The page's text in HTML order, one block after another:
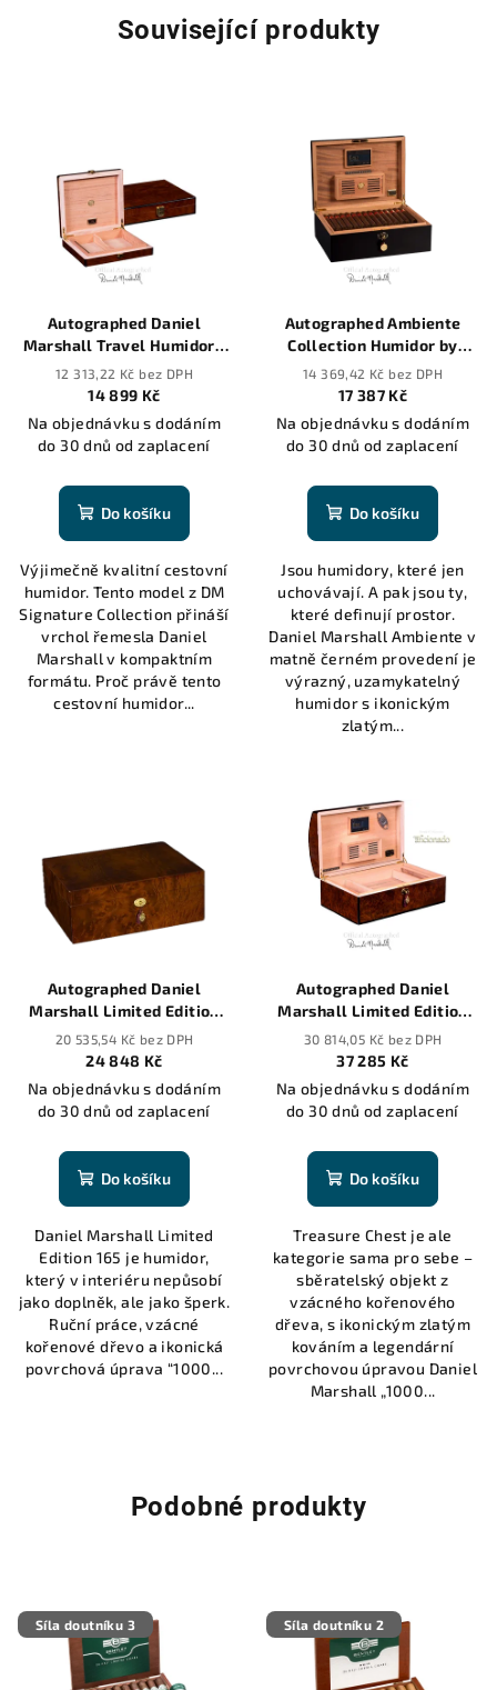
Související produkty
Autographed Daniel
Marshall Travel Humidor -
20 cigars
12 313,22 Kč bez DPH
14 899 Kč
Na objednávku s dodáním
do 30 dnů od zaplacení
Do košíku
Výjimečně kvalitní cestovní
humidor. Tento model z DM
Signature Collection přináší
vrchol řemesla Daniel
Marshall v kompaktním
formátu. Proč právě tento
cestovní humidor...
Autographed Ambiente
Collection Humidor by
Daniel Marshall in black
matte with lift out tray -
14 369,42 Kč bez DPH
17 387 Kč
Na objednávku s dodáním
do 30 dnů od zaplacení
Do košíku
Jsou humidory, které jen
uchovávají. A pak jsou ty,
které definují prostor.
Daniel Marshall Ambiente v
matně černém provedení je
výrazný, uzamykatelný
humidor s ikonickým
zlatým...
Autographed Daniel
Marshall Limited Edition
Humidor in Burl Wood with
lift out tray - 165 cigars
20 535,54 Kč bez DPH
24 848 Kč
Na objednávku s dodáním
do 30 dnů od zaplacení
Do košíku
Daniel Marshall Limited
Edition 165 je humidor,
který v interiéru nepůsobí
jako doplněk, ale jako šperk.
Ruční práce, vzácné
kořenové dřevo a ikonická
povrchová úprava “1000...
Autographed Daniel
Marshall Limited Edition
Treasure Chest Humidor in
Burl Wood - 150 cigars
30 814,05 Kč bez DPH
37 285 Kč
Na objednávku s dodáním
do 30 dnů od zaplacení
Do košíku
Treasure Chest je ale
kategorie sama pro sebe –
sběratelský objekt z
vzácného kořenového
dřeva, s ikonickým zlatým
kováním a legendární
povrchovou úpravou Daniel
Marshall „1000...
Podobné produkty
Síla doutníku 3 Síla doutníku 2